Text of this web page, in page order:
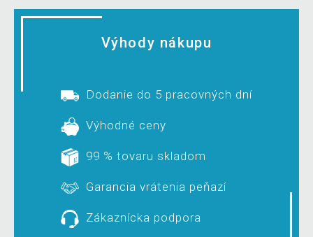
Výhody nákupu
Dodanie do 5 pracovných dní
Výhodné ceny
99 % tovaru skladom
Garancia vrátenia peňazí
Zákaznícka podpora